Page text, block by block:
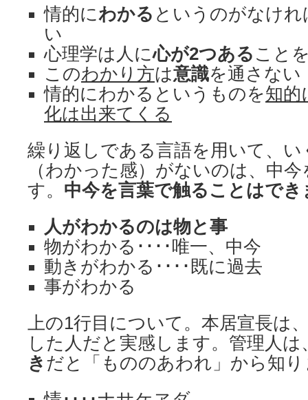
情的にわかる というのがなけ
い
心理学は人に心が2つある こと
このわかり方は意識を通さない
情的にわかるというものを知的
化は出来てくる
繰り返しである言語を用いて、
（わかった感）がないのは、中
す。 中今を言葉で触ることはでき
人がわかるのは物と事
物がわかる････唯一、中今
動きがわかる････既に過去
事がわかる
上の1行目について。本居宣長は
した人だと実感します。管理人は
き だと「もののあわれ」から知